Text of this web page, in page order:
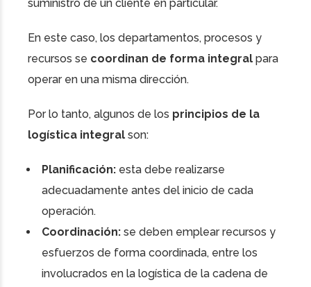
suministro de un cliente en particular.
En este caso, los departamentos, procesos y
recursos se coordinan de forma integral para
operar en una misma dirección.
Por lo tanto, algunos de los principios de la
logística integral son:
Planificación: esta debe realizarse
adecuadamente antes del inicio de cada
operación.
Coordinación: se deben emplear recursos y
esfuerzos de forma coordinada, entre los
involucrados en la logística de la cadena de